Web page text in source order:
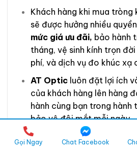
Khách hàng khi mua tròng
sẽ được hưởng nhiều
mức giá ưu đãi, bảo hành
tháng, vệ sinh kính trọn
phí, và dịch vụ đo khúc xạ
AT Opticluôn đặt lợi ích
của khách hàng lên hàng
hành cùng bạn trong hành
bảo vệ đôi mắt mỗi ngày.
Gọi Ngay Chat Facebook